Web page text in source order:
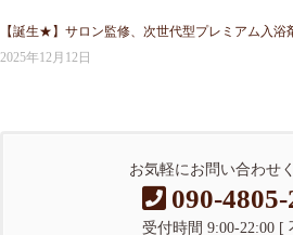
【誕生★】サロン監修、次世代型プレミアム入浴
2025年12月12日
お気軽にお問い合わせ
090-
受付時間 9:00-22:00 [